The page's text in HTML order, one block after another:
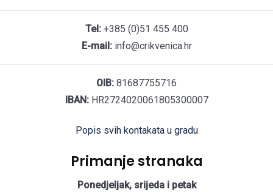
Tel:+385 (0)51 455 400
E-mail:info@crikvenica.hr
OIB: 81687755716
IBAN:HR2724020061805300007
Popis svih kontakata u gradu
Primanje stranaka
Ponedjeljak, srijeda i petak